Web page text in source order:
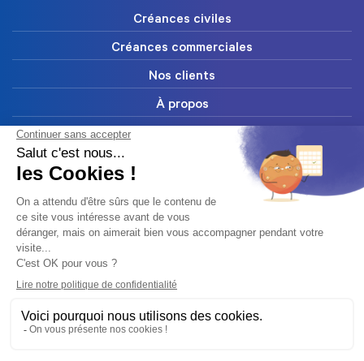
Créances civiles
Créances commerciales
Nos clients
À propos
Contact
Abonnez-vous à notre newsletter
Mentions légales